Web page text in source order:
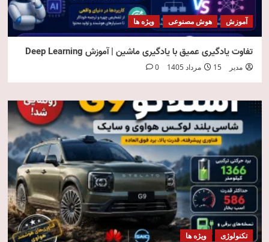
آموزش هوش مصنوعی ویژه ها
تفاوت یادگیری عمیق با یادگیری ماشین | آموزش Deep Learning
مدیر 15 مرداد 1405 0
تکنولوژی ویژه ها